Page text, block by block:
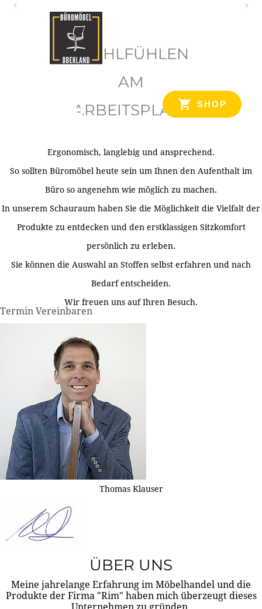
SHOP
WOHLFÜHLEN
AM
ARBEITSPLATZ
Ergonomisch, langlebig und ansprechend.
So sollten Büromöbel heute sein um Ihnen den Aufenthalt im
Büro so angenehm wie möglich zu machen.
In unserem Schauraum haben Sie die Möglichkeit die Vielfalt der
Produkte zu entdecken und den erstklassigen Sitzkomfort
persönlich zu erleben.
Sie können die Auswahl an Stoffen selbst erfahren und nach
Bedarf entscheiden.
Wir freuen uns auf Ihren Besuch.
Termin Vereinbaren
Thomas Klauser
ÜBER UNS
Meine jahrelange Erfahrung im Möbelhandel und die
Produkte der Firma "Rim" haben mich überzeugt dieses